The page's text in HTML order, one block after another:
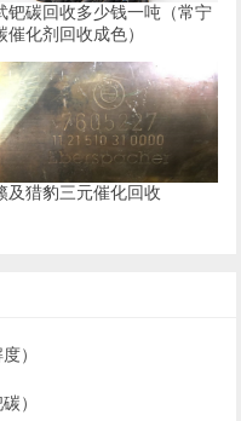
钯碳回收多少钱一吨（常宁
催化剂回收成色）
及猎豹三元催化回收
）
）